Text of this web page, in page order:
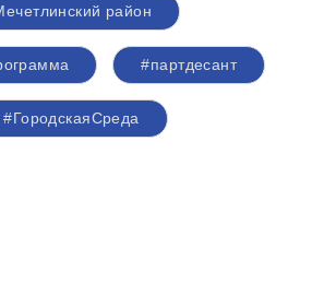
район
#партдесант
#ГородскаяСреда